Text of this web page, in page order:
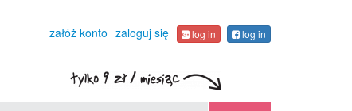
załóż konto zaloguj się log in log in